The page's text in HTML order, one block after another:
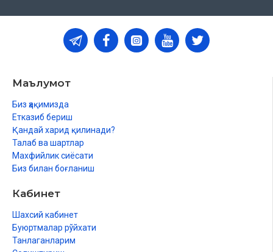
Маълумот
Биз ҳақимизда
Етказиб бериш
Қандай харид қилинади?
Талаб ва шартлар
Махфийлик сиёсати
Биз билан боғланиш
Кабинет
Шахсий кабинет
Буюртмалар рўйхати
Танлаганларим